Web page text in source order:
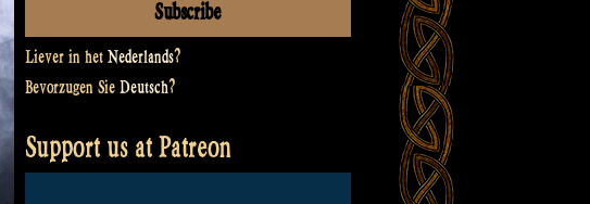
Liever in het Nederlands?
Bevorzugen Sie Deutsch?
Support us at Patreon